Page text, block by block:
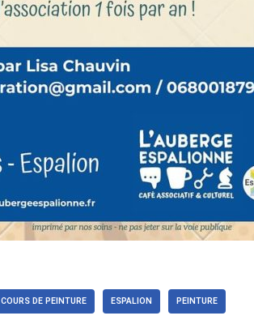
COURS DE PEINTURE ESPALION PEINTURE